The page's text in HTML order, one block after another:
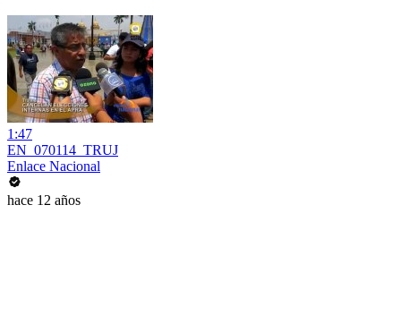
1:47
EN_070114_TRUJ
Enlace Nacional
hace 12 años